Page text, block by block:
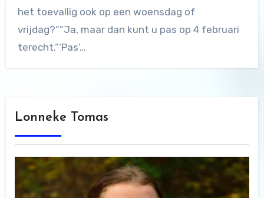
het toevallig ook op een woensdag of
vrijdag?”“Ja, maar dan kunt u pas op 4 februari
terecht.”‘Pas’…
Lonneke Tomas